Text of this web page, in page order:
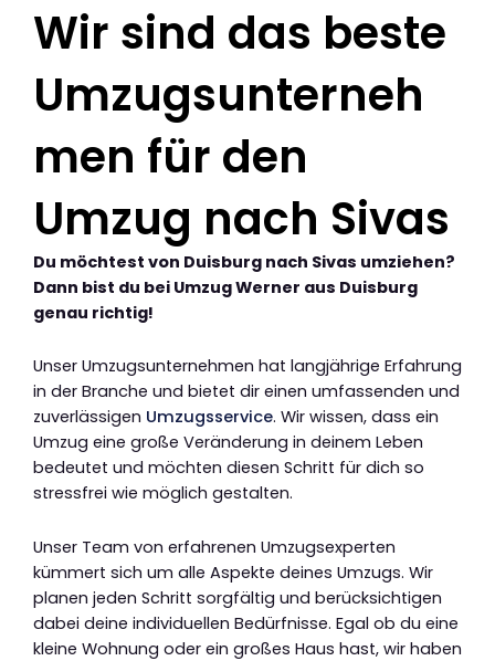
Wir sind das beste
Umzugsunterneh
men für den
Umzug nach Sivas
Du möchtest von Duisburg nach Sivas umziehen?
Dann bist du bei Umzug Werner aus Duisburg
genau richtig!
Unser Umzugsunternehmen hat langjährige Erfahrung
in der Branche und bietet dir einen umfassenden und
zuverlässigen Umzugsservice. Wir wissen, dass ein
Umzug eine große Veränderung in deinem Leben
bedeutet und möchten diesen Schritt für dich so
stressfrei wie möglich gestalten.
Unser Team von erfahrenen Umzugsexperten
kümmert sich um alle Aspekte deines Umzugs. Wir
planen jeden Schritt sorgfältig und berücksichtigen
dabei deine individuellen Bedürfnisse. Egal ob du eine
kleine Wohnung oder ein großes Haus hast, wir haben